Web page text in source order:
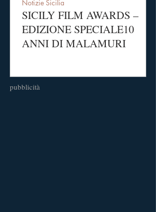
SICILY FILM AWARDS –
EDIZIONE SPECIALE10
ANNI DI MALAMURI
Notizie Sicilia
pubblicità